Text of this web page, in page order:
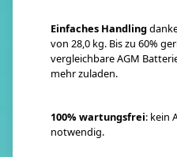
Einfaches Handling
von 28,0 kg. Bis zu 60%
vergleichbare AGM
mehr zuladen.
100% wartungsfrei: kein
notwendig.